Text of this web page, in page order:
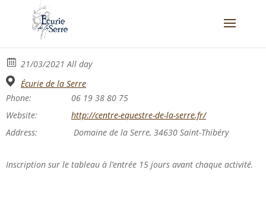
21/03/2021 All day
Écurie de la Serre
Phone:
06 19 38 80 75
Website:
http://centre-equestre-de-la-serre.fr/
Address:
Domaine de la Serre, 34630 Saint-Thibéry
Inscription sur le tableau à l’entrée 15 jours avant chaque activité.